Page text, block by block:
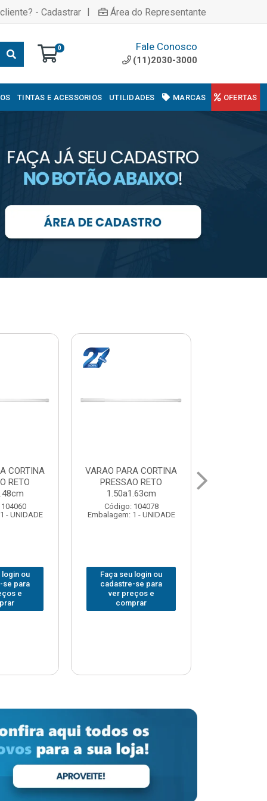
- Cadastrar | Área do Representante
0 Fale Conosco
(11)2030-3000
TINTAS E ACESSORIOS UTILIDADES MARCAS OFERTAS
CORTINA
RETO
- UNIDADE
login ou
se para
e
VARAL PARA TETO
MAXEB ACO 1.40m
Código: 104086
Embalagem: 1 - UNIDADE
Faça seu login ou
cadastre-se para
ver preços e
comprar